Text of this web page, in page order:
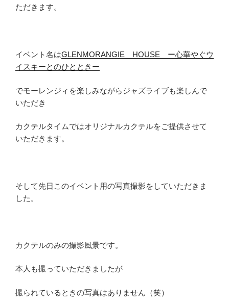
ただきます。
イベント名はGLENMORANGIE HOUSE ー心華やぐウ
イスキーとのひとときー
でモーレンジィを楽しみながらジャズライブも楽しんで
いただき
カクテルタイムではオリジナルカクテルをご提供させて
いただきます。
そして先日このイベント用の写真撮影をしていただきま
した。
カクテルのみの撮影風景です。
本人も撮っていただきましたが
撮られているときの写真はありません（笑）